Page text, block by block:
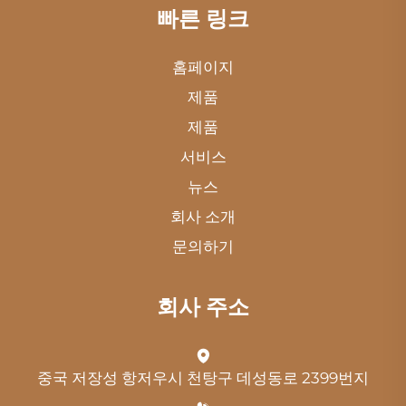
빠른 링크
홈페이지
제품
제품
서비스
뉴스
회사 소개
문의하기
회사 주소
중국 저장성 항저우시 천탕구 데성동로 2399번지